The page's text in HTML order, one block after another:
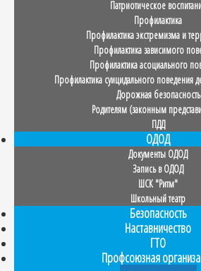
Патриотическое
Профилактика
Профилактика экстремизма и
Профилактика зависимого
Профилактика асоциального
Профилактика суицидального поведения
Дорожная безопасность
Родителям (законным
ПДД
ОДОД
Документы ОДОД
Запись в ОДОД
ШСК "Ритм"
Школьный театр
Безопасность
Наставничество
ГТО
Профсоюзная